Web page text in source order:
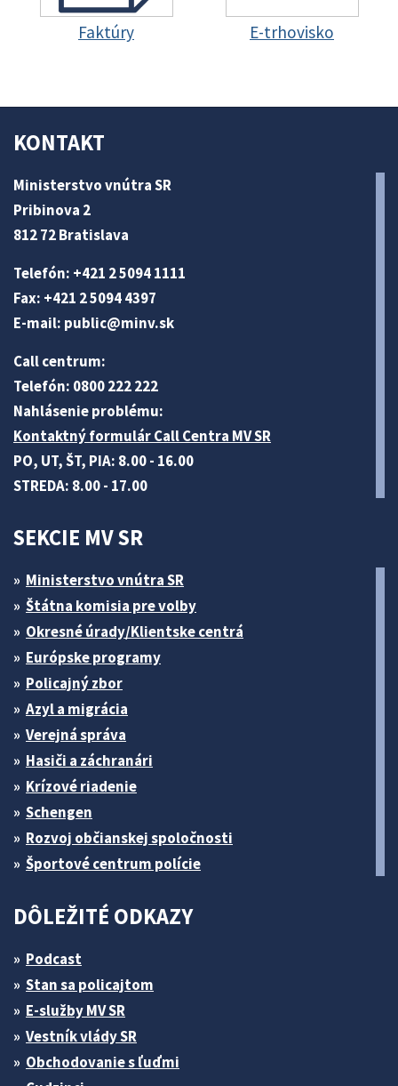
Faktúry E-trhovisko
KONTAKT
Ministerstvo vnútra SR
Pribinova 2
812 72 Bratislava
Telefón: +421 2 5094 1111
Fax: +421 2 5094 4397
E-mail: public@minv.sk
Call centrum:
Telefón: 0800 222 222
Nahlásenie problému:
Kontaktný formulár Call Centra MV SR
PO, UT, ŠT, PIA: 8.00 - 16.00
STREDA: 8.00 - 17.00
SEKCIE MV SR
Ministerstvo vnútra SR
Štátna komisia pre volby
Okresné úrady/Klientske centrá
Európske programy
Policajný zbor
Azyl a migrácia
Verejná správa
Hasiči a záchranári
Krízové riadenie
Schengen
Rozvoj občianskej spoločnosti
Športové centrum polície
DÔLEŽITÉ ODKAZY
Podcast
Stan sa policajtom
E-služby MV SR
Vestník vlády SR
Obchodovanie s ľuďmi